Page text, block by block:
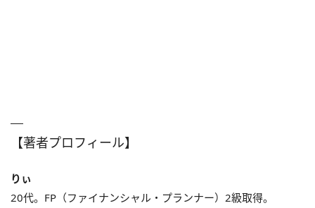
【著者プロフィール】
りぃ
20代。FP（ファイナンシャル・プランナー）2級取得。